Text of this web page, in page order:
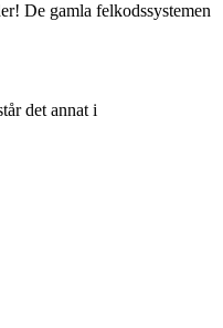
De gamla felkodssystemen
det annat i